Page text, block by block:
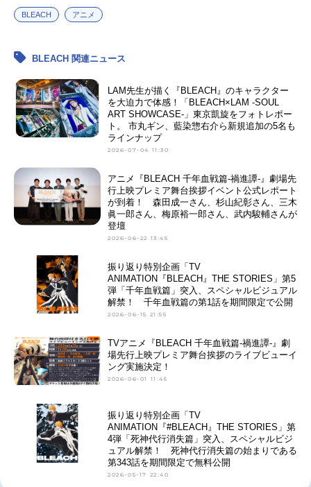
BLEACH アニメ
BLEACH 関連ニュース
LAM先生が描く『BLEACH』のキャラクター
を大迫力で体感！「BLEACH×LAM -SOUL
ART SHOWCASE-」東京凱旋をフォトレポー
ト。 市丸ギン、藍染惣右介ら新規追加の5名も
ラインナップ
2026-07-04 11:30
アニメ『BLEACH 千年血戦篇-禍進譚-』劇場先
行上映プレミア舞台挨拶イベント公式レポート
が到着！ 森田成一さん、杉山紀彰さん、三木
眞⼀郎さん、梅原裕⼀郎さん、武内駿輔さんが
登壇
2026-06-22 13:45
振り返り特別企画「TV
ANIMATION『BLEACH』THE STORIES」第5
弾「千年血戦篇」突入、スペシャルビジュアル
解禁！ 千年血戦篇の第1話を期間限定で公開
2026-06-15 21:55
TVアニメ『BLEACH 千年血戦篇-禍進譚-』劇
場先行上映プレミア舞台挨拶のライブビューイ
ング実施決定！
2026-06-01 11:45
振り返り特別企画「TV
ANIMATION『#BLEACH』THE STORIES」第
4弾「死神代行消失篇」突入、スペシャルビジ
ュアル解禁！ 死神代行消失篇の始まりである
第343話を期間限定で無料公開
2026-05-17 22:40